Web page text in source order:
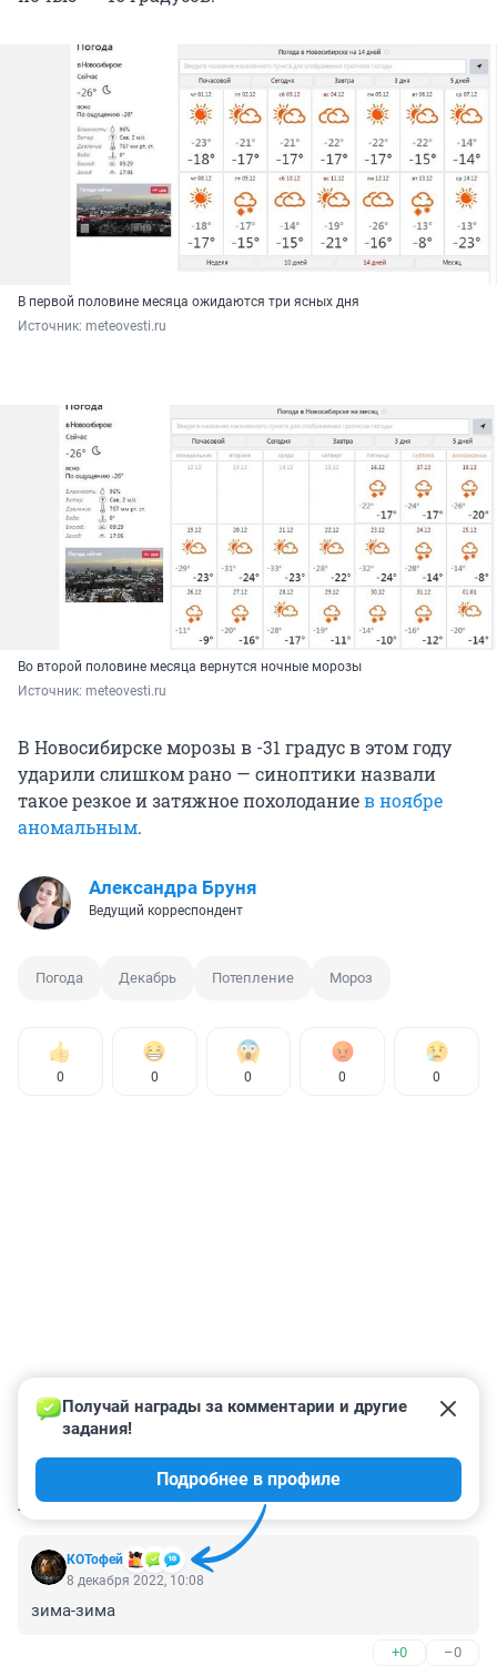
В первой половине месяца ожидаются три ясных дня
Источник: meteovesti.ru
Во второй половине месяца вернутся ночные морозы
Источник: meteovesti.ru
В Новосибирске морозы в -31 градус в этом году
ударили слишком рано — синоптики назвали
такое резкое и затяжное похолоданиев ноябре
аномальным.
Александра Бруня
Ведущий корреспондент
Погода Декабрь Потепление Мороз
0 0 0 0 0
КОММЕНТАРИИ 31
КОТофей
Получай награды за комментарии и другие
задания!
Подробнее в профиле
8 декабря 2022, 10:08
зима-зима
+0 –0